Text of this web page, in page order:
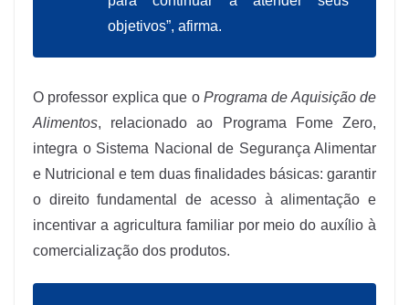
objetivos”, afirma.
O professor explica que o Programa de Aquisição de
Alimentos, relacionado ao Programa Fome Zero,
integra o Sistema Nacional de Segurança Alimentar
e Nutricional e tem duas finalidades básicas: garantir
o direito fundamental de acesso à alimentação e
incentivar a agricultura familiar por meio do auxílio à
comercialização dos produtos.